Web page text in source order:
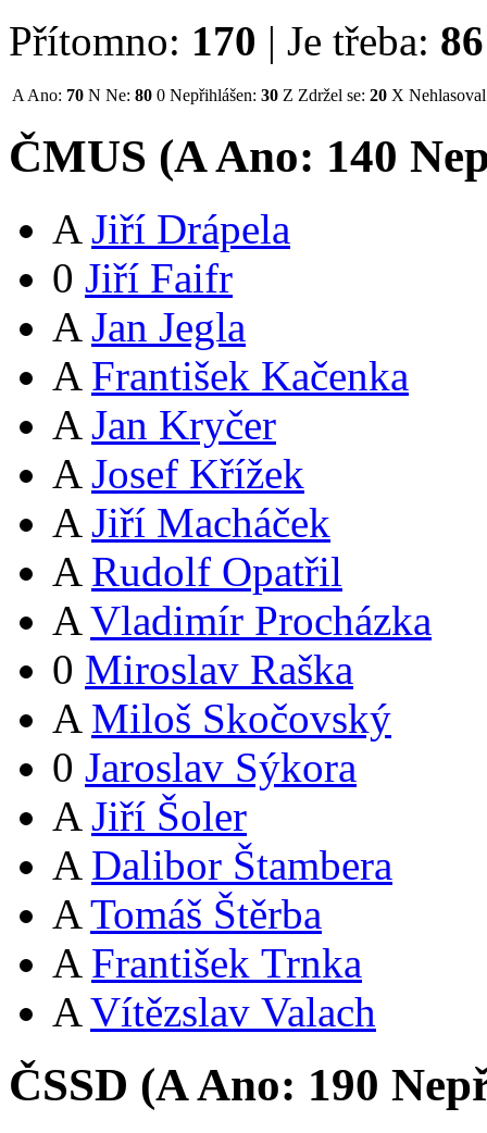
Přítomno: 170 | Je třeba: 86
A Ano: 70 N Ne: 80 0 Nepřihlášen: 30 Z Zdržel se: 20 X Nehlasoval
ČMUS (AAno: 140
A Jiří Drápela
0 Jiří Faifr
A Jan Jegla
A František Kačenka
A Jan Kryčer
A Josef Křížek
A Jiří Macháček
A Rudolf Opatřil
A Vladimír Procházka
0 Miroslav Raška
A Miloš Skočovský
0 Jaroslav Sýkora
A Jiří Šoler
A Dalibor Štambera
A Tomáš Štěrba
A František Trnka
A Vítězslav Valach
ČSSD (AAno: 190